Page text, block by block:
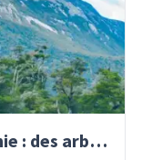
Viventura reboise la Patagonie : des arbres plantés pour demain !